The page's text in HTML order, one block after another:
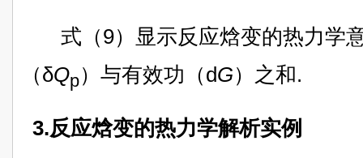
式（9）显示反应焓变的热力学
（δQp）与有效功（dG）之和.
3.反应焓变的热力学解析实例